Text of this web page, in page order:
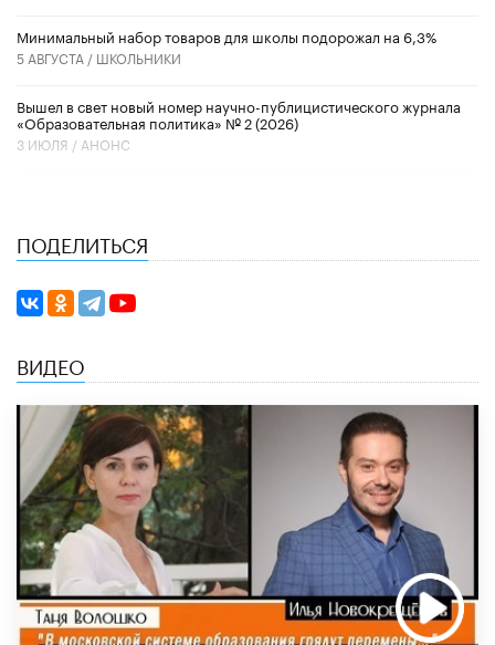
Минимальный набор товаров для школы подорожал на 6,3%
5 АВГУСТА / ШКОЛЬНИКИ
Вышел в свет новый номер научно-публицистического журнала
«Образовательная политика» № 2 (2026)
3 ИЮЛЯ / АНОНС
ПОДЕЛИТЬСЯ
ВИДЕО